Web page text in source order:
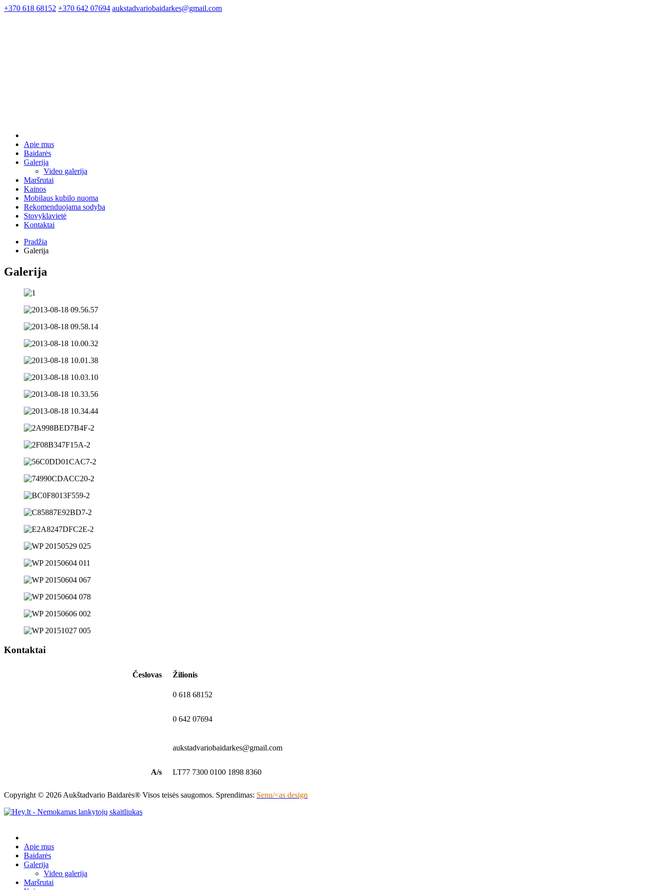
+370 618 68152 +370 642 07694 aukstadvariobaidarkes@gmail.com
Apie mus
Baidarės
Galerija
Video galerija
Maršrutai
Kainos
Mobilaus kubilo nuoma
Rekomenduojama sodyba
Stovyklavietė
Kontaktai
Pradžia
Galerija
Galerija
Kontaktai
Česlovas Žilionis
0 618 68152
0 642 07694
aukstadvariobaidarkes@gmail.com
A/s LT77 7300 0100 1898 8360
Copyright © 2026 Aukštadvario Baidarės® Visos teisės saugomos. Sprendimas: Senu/<as design
Apie mus
Baidarės
Galerija
Video galerija
Maršrutai